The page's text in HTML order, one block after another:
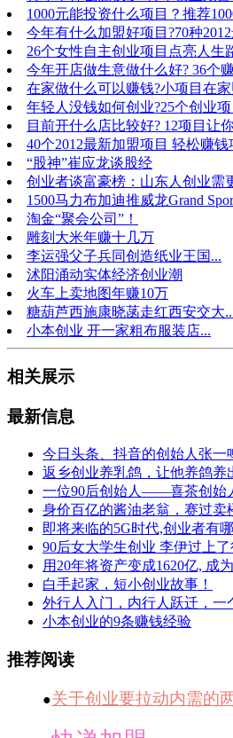
1000元能投资什么项目？推荐
今年有什么加盟好项目?70种
26个女性自主创业项目点亮人生
今年开店做生意做什么好? 36个
在家做什么可以赚钱?小项目在
年轻人没钱如何创业?25个创业
目前开什么店比较好? 12项目让
40个2012最新加盟项目 轻松赚钱
“股神”崔应龙谈股经
创业者谈富豪榜：山东人创业需
1500马力布加迪推威龙Grand
淘金“聚会公司”！
雕刻大米年赚十几万
李运强父子兵同创造纸业王国...
沭阳涌动实体经济创业潮
火车上卖地图年赚10万
糖葫芦西施康晓菡走红西安交大
小本创业 开一家粗布服装店...
相关展示
最新信息
今日头条、抖音的创始人张一
返乡创业养乳鸽，让他养鸽养
一位90后创始人——喜茶创始
身价百亿的酱油老翁，赛过卖
即将来临的5G时代,创业者有
90后女大学生创业 李伊过上
用20年将资产变成1620亿, 成
白手起家，短小创业故事！
外行人入门，内行人跃迁，一
小本创业的9条赚钱经验
推荐阅读
●关于创业要拉动内需的